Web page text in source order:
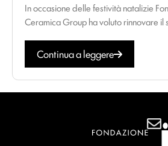
In occasione delle festività natalizie
Ceramica Group ha voluto rinnovare il
Continua a leggere